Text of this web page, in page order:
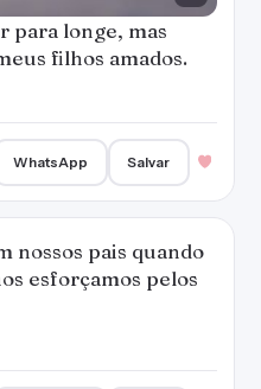
WhatsApp Salvar
a se ensinar a um
WhatsApp Salvar